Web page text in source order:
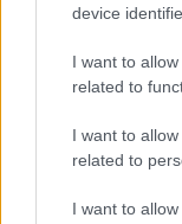
device
I want to
related to
I want to
related to
I want to